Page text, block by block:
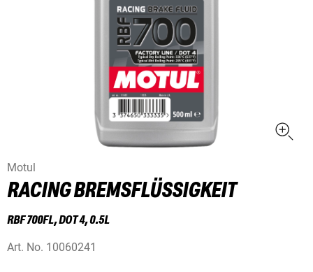
Motul
RACING BREMSFLÜSSIGKEIT
RBF 700FL, DOT 4, 0.5L
Art. No. 10060241